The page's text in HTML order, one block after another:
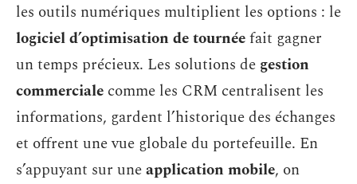
les outils numériques multiplient les options : le
logiciel d’optimisation de tournéefait gagner
un temps précieux. Les solutions de gestion
commerciale comme les CRM centralisent les
informations, gardent l’historique des échanges
et offrent une vue globale du portefeuille. En
s’appuyant sur uneapplication mobile, on